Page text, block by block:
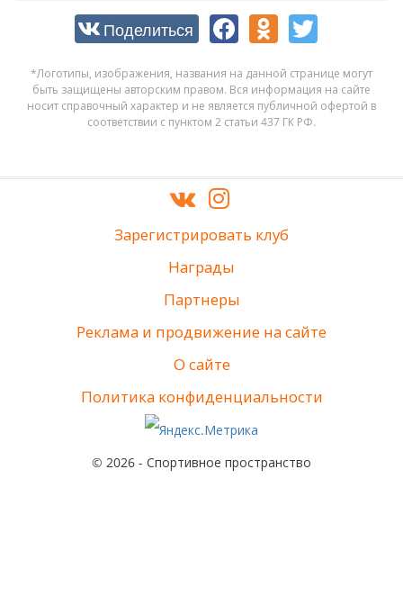
Поделиться
*Логотипы, изображения, названия на данной странице могут
быть защищены авторским правом. Вся информация на сайте
носит справочный характер и не является публичной офертой в
соответствии с пунктом 2 статьи 437 ГК РФ.
Зарегистрировать клуб
Награды
Партнеры
Реклама и продвижение на сайте
О сайте
Политика конфиденциальности
© 2026 - Спортивное пространство